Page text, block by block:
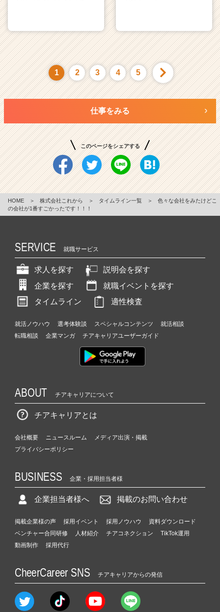
1 2 3 4 5
仕事をみる
このページをシェアする
HOME ＞ 株式会社これから ＞ タイムライン一覧 ＞
色々な会社をみたけどこ
の会社が1番すごかったです！！！
SERVICE 就職サービス
求人を探す
説明会を探す
企業を探す
就職イベントを探す
タイムライン
適性検査
就活ノウハウ 選考体験談 スペシャルコンテンツ
就活相談
転職相談
企業マンガ チアキャリアユーザーガイド
ABOUT チアキャリアについて
チアキャリアとは
会社概要 ニュースルーム
メディア出演・掲載
プライバシーポリシー
BUSINESS 企業・採用担当者様
企業担当者様へ 掲載のお問い合わせ
掲載企業様の声 採用イベント 採用ノウハウ
資料ダウンロード
ベンチャー合同研修
人材紹介 チアコネクション
TikTok運用
動画制作
採用代行
CheerCareer SNS チアキャリアからの発信